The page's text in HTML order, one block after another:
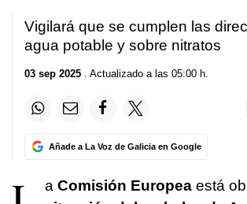
Vigilará que se cumplen las
agua potable y sobre nitratos
03 sep 2025 . Actualizado a las 05:00 h.
Añade a La Voz de Galicia en Google
a Comisión Europea está